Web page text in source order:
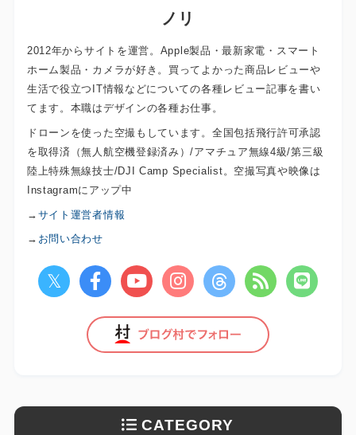
ノリ
2012年からサイトを運営。Apple製品・最新家電・スマート
ホーム製品・カメラが好き。買ってよかった商品レビューや
生活で役立つIT情報などについての各種レビュー記事を書い
てます。本職はデザインの各種お仕事。
ドローンを使った空撮もしています。全国包括飛行許可承認
を取得済（無人航空機登録済み）/アマチュア無線4級/第三級
陸上特殊無線技士/DJI Camp Specialist。空撮写真や映像は
Instagramにアップ中
→ サイト運営者情報
→ お問い合わせ
CATEGORY